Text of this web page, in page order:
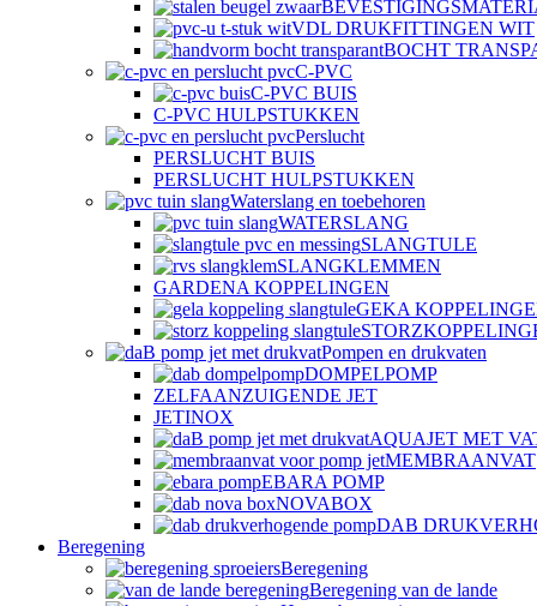
VDL DRUKFITTINGEN WIT
BOCHT
C-PVC
C-PVC BUIS
C-PVC HULPSTUKKEN
Perslucht
PERSLUCHT BUIS
PERSLUCHT HULPSTUKKEN
Waterslang en toebehoren
WATERSLANG
SLANGTULE
SLANGKLEMMEN
GARDENA KOPPELINGEN
GEKA
Pompen en drukvaten
DOMPELPOMP
ZELFAANZUIGENDE JET
JETINOX
AQUAJET MET
MEMBRAANVAT
EBARA POMP
NOVABOX
DAB
Beregening
Beregening
Beregening van de lande